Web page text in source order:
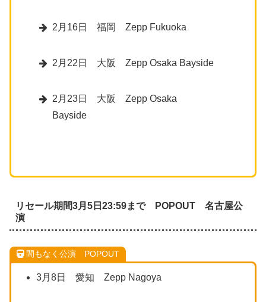
2月16日 福岡 Zepp Fukuoka
2月22日 大阪 Zepp Osaka Bayside
2月23日 大阪 Zepp Osaka
Bayside
リセール期間3月5日23:59まで POPOUT 名古屋公
演
間もなく公演 POPOUT
3月8日 愛知 Zepp Nagoya